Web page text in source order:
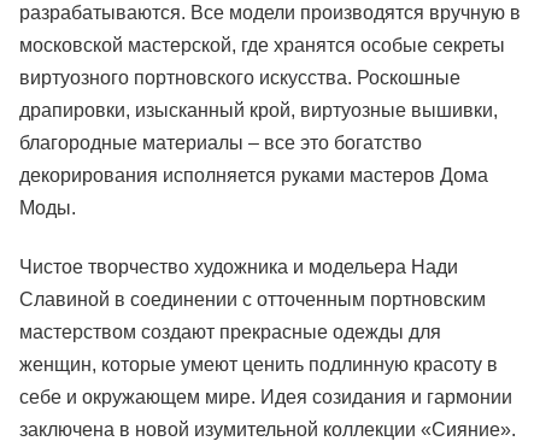
разрабатываются. Все модели производятся вручную в
московской мастерской, где хранятся особые секреты
виртуозного портновского искусства. Роскошные
драпировки, изысканный крой, виртуозные вышивки,
благородные материалы – все это богатство
декорирования исполняется руками мастеров Дома
Моды.
Чистое творчество художника и модельера Нади
Славиной в соединении с отточенным портновским
мастерством создают прекрасные одежды для
женщин, которые умеют ценить подлинную красоту в
себе и окружающем мире. Идея созидания и гармонии
заключена в новой изумительной коллекции «Сияние».